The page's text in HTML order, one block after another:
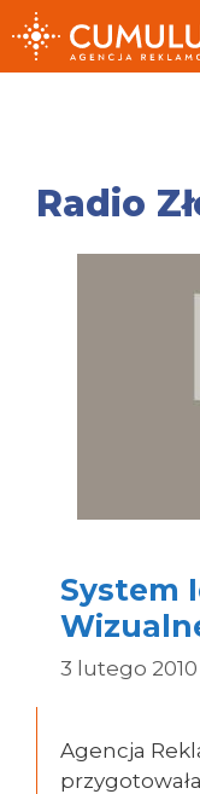
Przeskocz
do
treści
Radio
System
3 lutego 2010
Agencja